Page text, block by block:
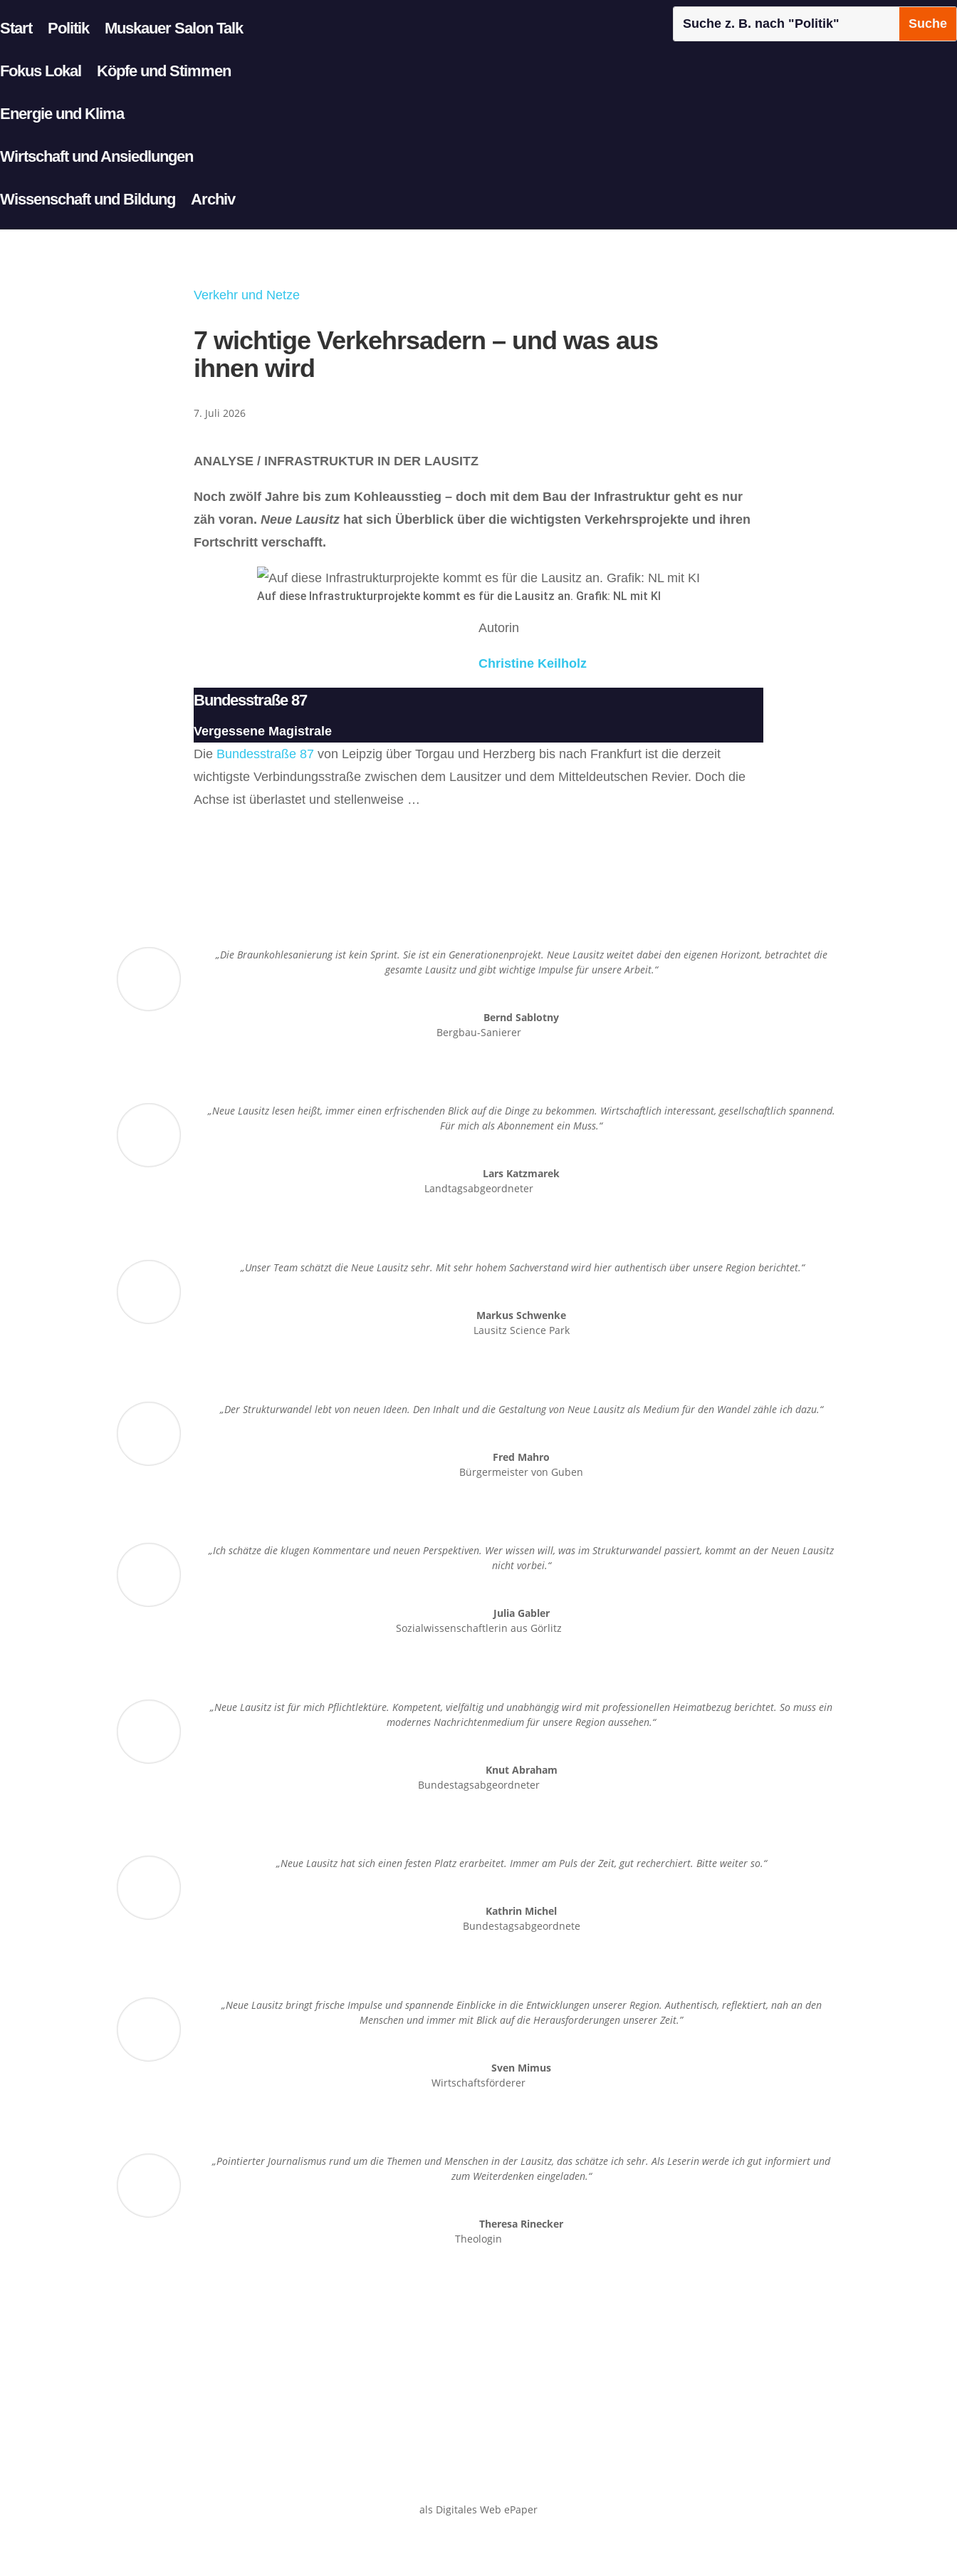
Start Politik Muskauer Salon Talk
Fokus Lokal Köpfe und Stimmen
Energie und Klima
Wirtschaft und Ansiedlungen
Wissenschaft und Bildung Archiv
Verkehr und Netze
7 wichtige Verkehrsadern – und was aus
ihnen wird
7. Juli 2026
ANALYSE / INFRASTRUKTUR IN DER LAUSITZ
Noch zwölf Jahre bis zum Kohleausstieg – doch mit dem Bau der Infrastruktur geht es nur
zäh voran. Neue Lausitz hat sich Überblick über die wichtigsten Verkehrsprojekte und ihren
Fortschritt verschafft.
Auf diese Infrastrukturprojekte kommt es für die Lausitz an. Grafik: NL mit KI
Autorin
Christine Keilholz
Bundesstraße 87
Vergessene Magistrale
Die Bundesstraße 87 von Leipzig über Torgau und Herzberg bis nach Frankfurt ist die derzeit
wichtigste Verbindungsstraße zwischen dem Lausitzer und dem Mitteldeutschen Revier. Doch die
Achse ist überlastet und stellenweise …
„Die Braunkohlesanierung ist kein Sprint. Sie ist ein Generationenprojekt. Neue Lausitz weitet dabei den eigenen Horizont, betrachtet die
gesamte Lausitz und gibt wichtige Impulse für unsere Arbeit.“
Bernd Sablotny
Bergbau-Sanierer
„Neue Lausitz lesen heißt, immer einen erfrischenden Blick auf die Dinge zu bekommen. Wirtschaftlich interessant, gesellschaftlich spannend.
Für mich als Abonnement ein Muss.“
Lars Katzmarek
Landtagsabgeordneter
„Unser Team schätzt die Neue Lausitz sehr. Mit sehr hohem Sachverstand wird hier authentisch über unsere Region berichtet.“
Markus Schwenke
Lausitz Science Park
„Der Strukturwandel lebt von neuen Ideen. Den Inhalt und die Gestaltung von Neue Lausitz als Medium für den Wandel zähle ich dazu.“
Fred Mahro
Bürgermeister von Guben
„Ich schätze die klugen Kommentare und neuen Perspektiven. Wer wissen will, was im Strukturwandel passiert, kommt an der Neuen Lausitz
nicht vorbei.“
Julia Gabler
Sozialwissenschaftlerin aus Görlitz
„Neue Lausitz ist für mich Pflichtlektüre. Kompetent, vielfältig und unabhängig wird mit professionellen Heimatbezug berichtet. So muss ein
modernes Nachrichtenmedium für unsere Region aussehen.“
Knut Abraham
Bundestagsabgeordneter
„Neue Lausitz hat sich einen festen Platz erarbeitet. Immer am Puls der Zeit, gut recherchiert. Bitte weiter so.“
Kathrin Michel
Bundestagsabgeordnete
„Neue Lausitz bringt frische Impulse und spannende Einblicke in die Entwicklungen unserer Region. Authentisch, reflektiert, nah an den
Menschen und immer mit Blick auf die Herausforderungen unserer Zeit.”
Sven Mimus
Wirtschaftsförderer
„Pointierter Journalismus rund um die Themen und Menschen in der Lausitz, das schätze ich sehr. Als Leserin werde ich gut informiert und
zum Weiterdenken eingeladen.“
Theresa Rinecker
Theologin
als Digitales Web ePaper